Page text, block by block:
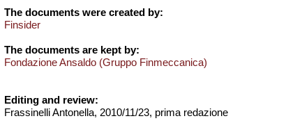
The documents were created by:
Finsider
The documents are kept by:
Fondazione Ansaldo (Gruppo Finmeccanica)
Editing and review:
Frassinelli Antonella, 2010/11/23, prima redazione